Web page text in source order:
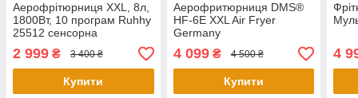
Аерофрітюрниця XXL, 8л,
1800Вт, 10 програм Ruhhy
25512 сенсорна
2 999 ₴ 3 400 ₴
Купити
Аерофритюрниця DMS®
HF-6E XXL Air Fryer
Germany
4 099₴ 4 500 ₴
Купити
4